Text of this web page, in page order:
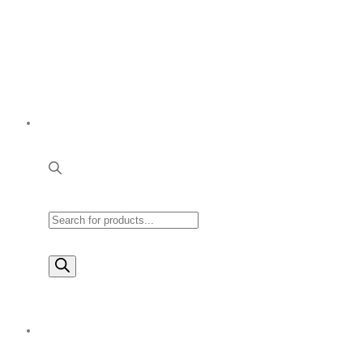
Products
search